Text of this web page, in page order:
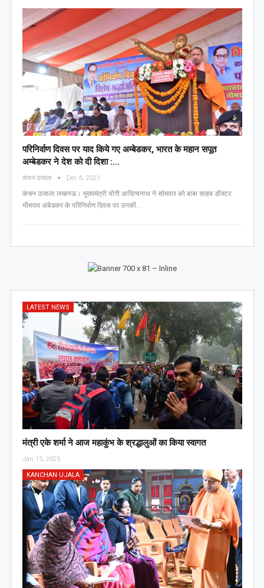
परिनिर्वाण दिवस पर याद किये गए अम्बेडकर, भारत के महान सपूत
अम्बेडकर ने देश को दी दिशा :…
कंचन उजाला Dec 6, 2021
कंचन उजाला लखनऊ। मुख्यमंत्री योगी आदित्यनाथ ने सोमवार को बाबा साहब डॉक्टर
भीमराव अंबेडकर के परिनिर्वाण दिवस पर उनकी…
LATEST NEWS
मंत्री एके शर्मा ने आज महाकुंभ के श्रद्धालुओं का किया स्वागत
Jan 13, 2025
KANCHAN UJALA